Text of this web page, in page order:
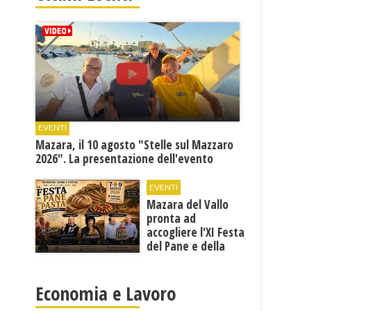
EVENTI
Mazara, il 10 agosto "Stelle sul Mazzaro
2026". La presentazione dell'evento
EVENTI
Mazara del Vallo
pronta ad
accogliere l'XI Festa
del Pane e della
Economia e Lavoro